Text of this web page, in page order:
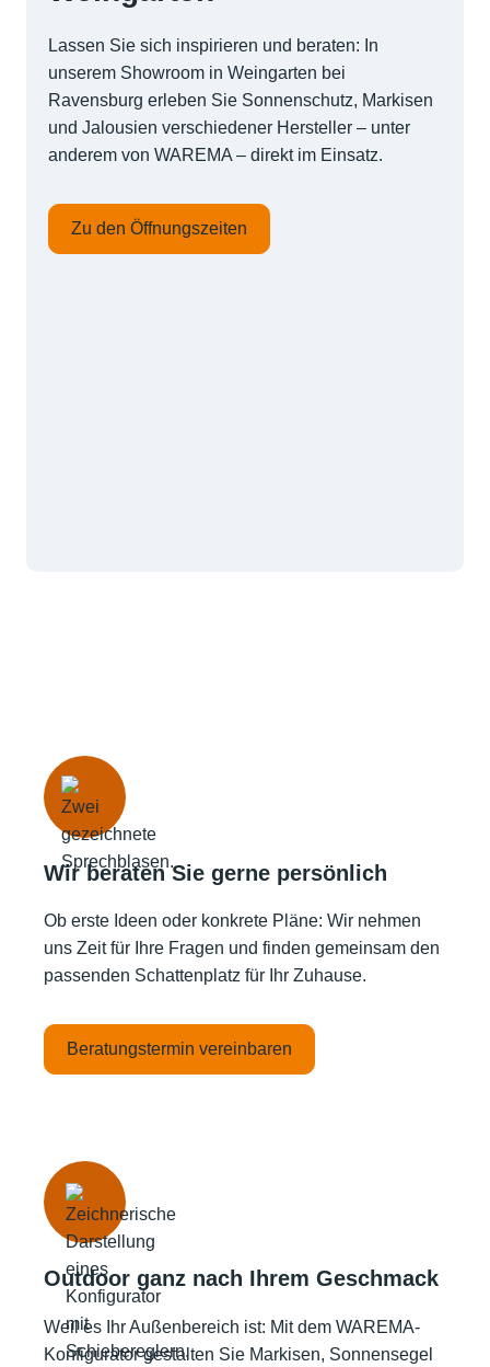
Lassen Sie sich inspirieren und beraten: In
unserem Showroom in Weingarten bei
Ravensburg erleben Sie Sonnenschutz, Markisen
und Jalousien verschiedener Hersteller – unter
anderem von WAREMA – direkt im Einsatz.
Zu den Öffnungszeiten
Wir beraten Sie gerne persönlich
Ob erste Ideen oder konkrete Pläne: Wir nehmen
uns Zeit für Ihre Fragen und finden gemeinsam den
passenden Schattenplatz für Ihr Zuhause.
Beratungstermin vereinbaren
Outdoor ganz nach Ihrem Geschmack
Weil es Ihr Außenbereich ist: Mit dem WAREMA-
Konfigurator gestalten Sie Markisen, Sonnensegel